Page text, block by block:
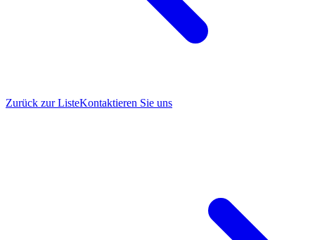
Zurück zur ListeKontaktieren Sie uns